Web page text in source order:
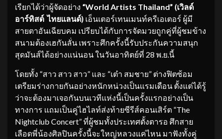
เรียกได้ว่าผู้จัดอย่าง “World Artists Thailand” (เวิลด์
อาร์ทิสต์ ไทยแลนด์) เอ็นเตอร์เทนเมนท์ครีเอเตอร์ ผู้มี
สายตาอันเฉียบคม เปรียบได้กับการจัดมวยถูกคู่ที่ผู้ชมข้าง
สนามต้องเฮกันลั่น เพราะศึกครั้งนี้รับประกันความสนุก
สุดมันส์ได้อย่างแน่นอน ในวันอาทิตย์ที่ 28 พ.ย.นี้
โดยทั้ง “สาว สาว สาว” และ “เต๋า สมชาย” ต่างฟิตซ้อม
เตรียมร่างกายกันอย่างหนักหน่วงเป็นแรมเดือน ตั้งแต่ได้รู้
ว่าจะต้องมาเจอกันบนเวทีแห่งนี้เป็นครั้งแรกอย่างเป็น
ทางการ แถมเป็นคู่ไฮไลท์ส่งท้ายซีรีส์คอนเสิร์ต “The
Nightclub Concert” ที่ผู้ชมทั้งประเทศตั้งตารอ ศึกสาย
เลือดพี่น้องศิลปินครั้งนี้จะใหญ่หลวงแค่ไหน มาฟังทั้งคู่